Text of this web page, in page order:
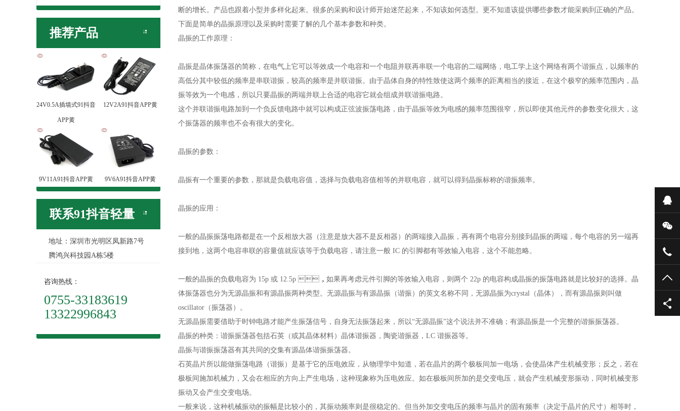
推荐产品
24V0.5A插墙式91抖音
APP黄
12V2A91抖音APP黄
9V11A91抖音APP黄 9V6A91抖音APP黄
联系91抖音轻量
版
地址：深圳市光明区凤新路7号
腾鸿兴科技园A栋5楼
咨询热线：
0755-33183619
13322996843
断的增长。产品也跟着小型并多样化起来。很多的采购和设计师开始迷茫起来，不知该如何选型。更不知道该提供哪些参数才能采购到正确的产品。
下面是简单的晶振原理以及采购时需要了解的几个基本参数和种类。
晶振的工作原理：
晶振是晶体振荡器的简称，在电气上它可以等效成一个电容和一个电阻并联再串联一个电容的二端网络，电工学上这个网络有两个谐振点，以频率的
高低分其中较低的频率是串联谐振，较高的频率是并联谐振。由于晶体自身的特性致使这两个频率的距离相当的接近，在这个极窄的频率范围内，晶
振等效为一个电感，所以只要晶振的两端并联上合适的电容它就会组成并联谐振电路。
这个并联谐振电路加到一个负反馈电路中就可以构成正弦波振荡电路，由于晶振等效为电感的频率范围很窄，所以即使其他元件的参数变化很大，这
个振荡器的频率也不会有很大的变化。
晶振的参数：
晶振有一个重要的参数，那就是负载电容值，选择与负载电容值相等的并联电容，就可以得到晶振标称的谐振频率。
晶振的应用：
一般的晶振振荡电路都是在一个反相放大器（注意是放大器不是反相器）的两端接入晶振，再有两个电容分别接到晶振的两端，每个电容的另一端再
接到地，这两个电容串联的容量值就应该等于负载电容，请注意一般 IC 的引脚都有等效输入电容，这个不能忽略。
一般的晶振的负载电容为 15p 或 12.5p ，如果再考虑元件引脚的等效输入电容，则两个 22p 的电容构成晶振的振荡电路就是比较好的选择。晶
体振荡器也分为无源晶振和有源晶振两种类型。无源晶振与有源晶振（谐振）的英文名称不同，无源晶振为crystal（晶体），而有源晶振则叫做
oscillator（振荡器）。
无源晶振需要借助于时钟电路才能产生振荡信号，自身无法振荡起来，所以“无源晶振”这个说法并不准确；有源晶振是一个完整的谐振振荡器。
晶振的种类：谐振振荡器包括石英（或其晶体材料）晶体谐振器，陶瓷谐振器，LC 谐振器等。
晶振与谐振振荡器有其共同的交集有源晶体谐振振荡器。
石英晶片所以能做振荡电路（谐振）是基于它的压电效应，从物理学中知道，若在晶片的两个极板间加一电场，会使晶体产生机械变形；反之，若在
极板间施加机械力，又会在相应的方向上产生电场，这种现象称为压电效应。如在极板间所加的是交变电压，就会产生机械变形振动，同时机械变形
振动又会产生交变电场。
一般来说，这种机械振动的振幅是比较小的，其振动频率则是很稳定的。但当外加交变电压的频率与晶片的固有频率（决定于晶片的尺寸）相等时，
在
微